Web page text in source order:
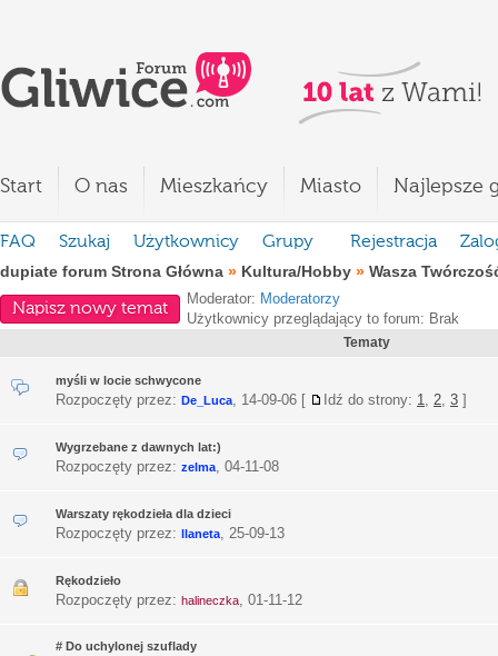
Start O nas Mieszkańcy Miasto Najlepsze
FAQ Szukaj Użytkownicy Grupy Rejestracja
dupiate forum Strona Główna » Kultura/Hobby » Wasza
Napisz nowy temat
Moderator: Moderatorzy
Użytkownicy przeglądający to forum: Brak
Tematy
myśli w locie schwycone
Rozpoczęty przez: De_Luca, 14-09-06 [ Idź do strony: 1, 2, 3 ]
Wygrzebane z dawnych lat:)
Rozpoczęty przez: zelma, 04-11-08
Warszaty rękodzieła dla dzieci
Rozpoczęty przez: llaneta, 25-09-13
Rękodzieło
Rozpoczęty przez: halineczka, 01-11-12
# Do uchylonej szuflady